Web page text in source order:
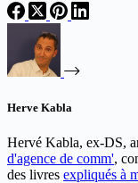
Herve Kabla
Hervé Kabla, ex-DS,
d'agence de comm',
des livres expliqués à